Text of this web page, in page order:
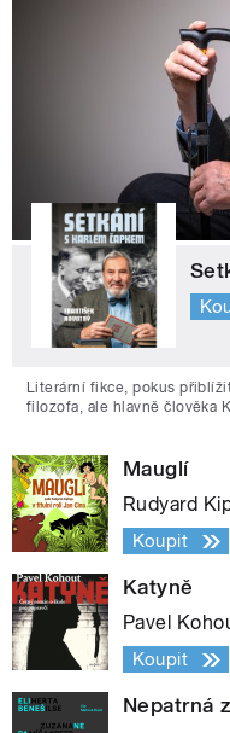
Literární fikce, pokus
filozofa, ale hlavně člověka
Mauglí
Rudyard
Koupit
Katyně
Pavel
Koupit
Nepatrná